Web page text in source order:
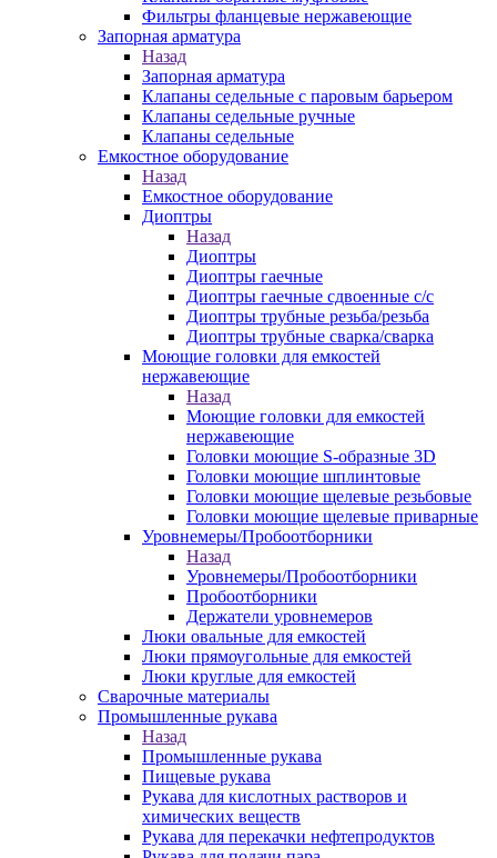
Фильтры фланцевые нержавеющие
Запорная арматура
Назад
Запорная арматура
Клапаны седельные с паровым барьером
Клапаны седельные ручные
Клапаны седельные
Емкостное оборудование
Назад
Емкостное оборудование
Диоптры
Назад
Диоптры
Диоптры гаечные
Диоптры гаечные сдвоенные c/c
Диоптры трубные резьба/резьба
Диоптры трубные сварка/сварка
Моющие головки для емкостей
нержавеющие
Назад
Моющие головки для емкостей
нержавеющие
Головки моющие S-образные 3D
Головки моющие шплинтовые
Головки моющие щелевые резьбовые
Головки моющие щелевые приварные
Уровнемеры/Пробоотборники
Назад
Уровнемеры/Пробоотборники
Пробоотборники
Держатели уровнемеров
Люки овальные для емкостей
Люки прямоугольные для емкостей
Люки круглые для емкостей
Сварочные материалы
Промышленные рукава
Назад
Промышленные рукава
Пищевые рукава
Рукава для кислотных растворов и
химических веществ
Рукава для перекачки нефтепродуктов